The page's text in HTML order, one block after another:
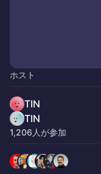
ホスト
TIN
TIN
1,206人が参加